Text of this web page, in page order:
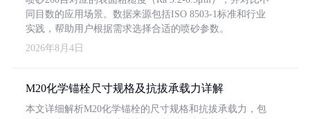
同目数的应用场景。数据来源包括ISO 8503-1标准和行业
实践，帮助用户根据需求选择合适的喷砂参数。
2026年8月4日
M20化学锚栓尺寸规格及抗拔承载力详解
本文详细解析M20化学锚栓的尺寸规格和抗拔承载力，包